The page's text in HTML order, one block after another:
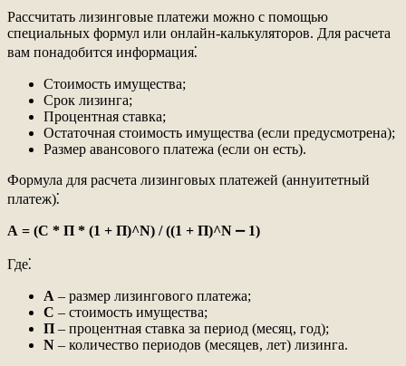
Рассчитать лизинговые платежи можно с помощью
специальных формул или онлайн-калькуляторов. Для расчета
вам понадобится информация⁚
Стоимость имущества;
Срок лизинга;
Процентная ставка;
Остаточная стоимость имущества (если предусмотрена);
Размер авансового платежа (если он есть).
Формула для расчета лизинговых платежей (аннуитетный
платеж)⁚
А = (С * П * (1 + П)^N) / ((1 + П)^N ⎼ 1)
Где⁚
А – размер лизингового платежа;
С – стоимость имущества;
П – процентная ставка за период (месяц, год);
N – количество периодов (месяцев, лет) лизинга.